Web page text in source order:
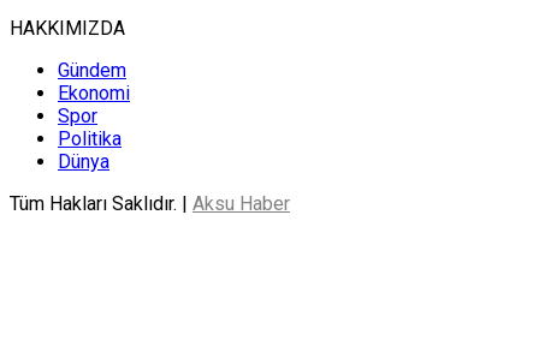
HAKKIMIZDA
Gündem
Ekonomi
Spor
Politika
Dünya
Tüm Hakları Saklıdır. | Aksu Haber